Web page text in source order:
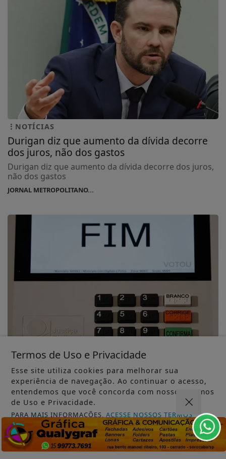
NOTÍCIAS
Durigan diz que aumento da dívida decorre
dos juros, não dos gastos
Durigan diz que aumento da dívida decorre dos juros,
não dos gastos
JORNAL METROPOLITANO...
Federação PSOL-Rede oficializa apoio à
candidatura de Lula à reeleição
Federação PSOL-Rede oficializa apoio à candidatura de
Lula à reeleição
JORNAL METROPOLITANO...
Termos de Uso e Privacidade
Esse site utiliza cookies para melhorar sua
experiência de navegação. Ao continuar o acesso,
entendemos que você concorda com nossos Termos
de Uso e Privacidade.
PARA MAIS INFORMAÇÕES,ACESSE NOSSOS TERMOS
CLICANDO AQUI
PROSSEGUIR